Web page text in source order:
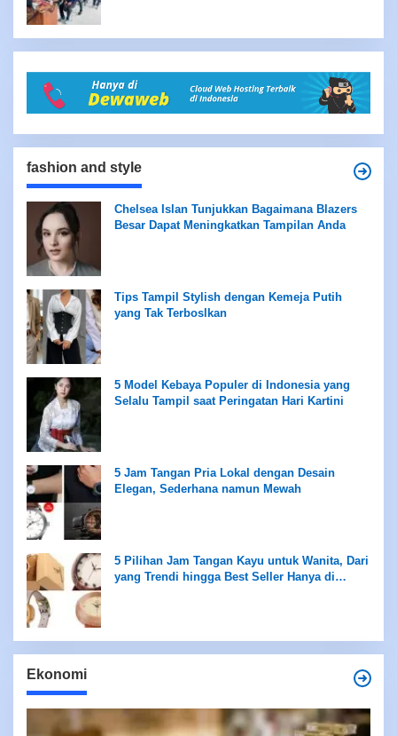
fashion and style
Chelsea Islan Tunjukkan Bagaimana Blazers
Besar Dapat Meningkatkan Tampilan Anda
Tips Tampil Stylish dengan Kemeja Putih
yang Tak Terboslkan
5 Model Kebaya Populer di Indonesia yang
Selalu Tampil saat Peringatan Hari Kartini
5 Jam Tangan Pria Lokal dengan Desain
Elegan, Sederhana namun Mewah
5 Pilihan Jam Tangan Kayu untuk Wanita, Dari
yang Trendi hingga Best Seller Hanya di
Ekonomi